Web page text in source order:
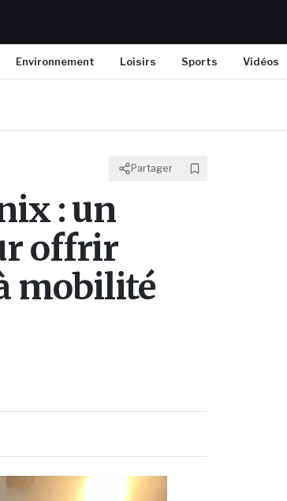
Environnement Loisirs Sports Vidéos
Partager
: un
offrir
mobilité